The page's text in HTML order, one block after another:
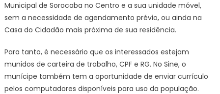
Municipal de Sorocaba no Centro e a sua unidade móvel,
sem a necessidade de agendamento prévio, ou ainda na
Casa do Cidadão mais próxima de sua residência.
Para tanto, é necessário que os interessados estejam
munidos de carteira de trabalho, CPF e RG. No Sine, o
munícipe também tem a oportunidade de enviar currículo
pelos computadores disponíveis para uso da população.